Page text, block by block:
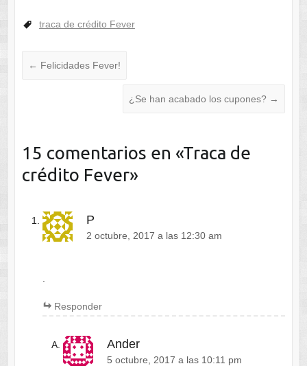
traca de crédito Fever
← Felicidades Fever!
¿Se han acabado los cupones? →
15 comentarios en «Traca de
crédito Fever»
P
2 octubre, 2017 a las 12:30 am
.
Responder
Ander
5 octubre, 2017 a las 10:11 pm